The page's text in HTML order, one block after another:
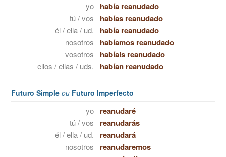
yo había reanudado
tú / vos habías reanudado
él / ella / ud. había reanudado
nosotros habíamos reanudado
vosotros habíais reanudado
ellos / ellas / uds. habían reanudado
Futuro Simple ou Futuro Imperfecto
yo reanudaré
tú / vos reanudarás
él / ella / ud. reanudará
nosotros reanudaremos